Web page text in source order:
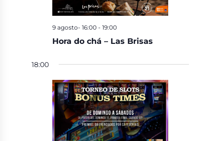
9 agosto- 16:00 -19:00
Hora do chá – Las Brisas
18:00